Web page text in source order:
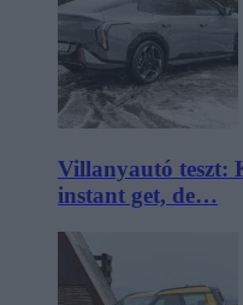
Villanyautó teszt:
instant get, de…